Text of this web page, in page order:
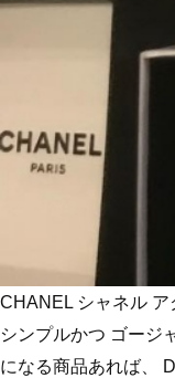
CHANEL シャネル
シンプルかつ ゴージ
になる商品あれば、